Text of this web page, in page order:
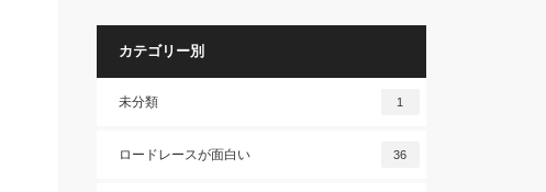
カテゴリー別
未分類 1
ロードレースが面白い 36